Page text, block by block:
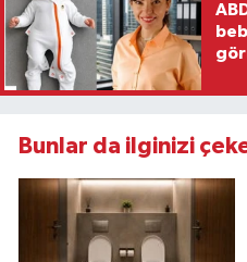
Bunlar da ilginizi